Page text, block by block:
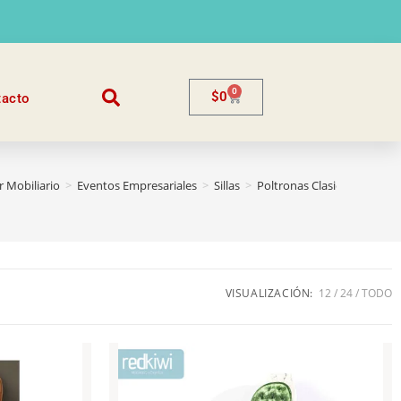
$0 0
Mobiliario > Eventos Empresariales > Sillas > Poltronas Clasicas
VISUALIZACIÓN: 12 24 TODO